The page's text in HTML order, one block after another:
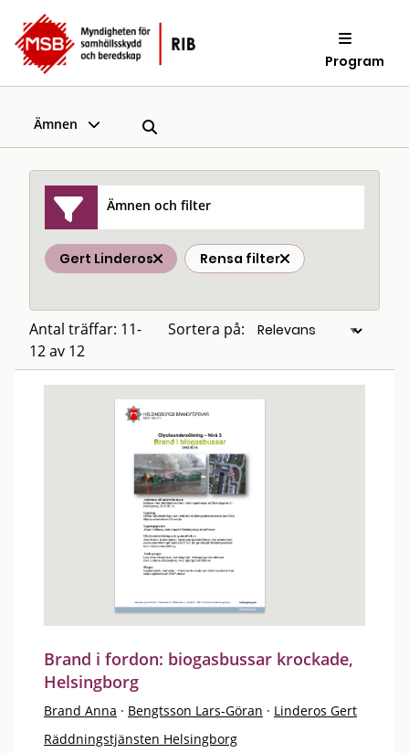
Program
Ämnen
Ämnen och filter
Gert Linderos Rensa filter
Antal träffar: 11-
12 av 12
Sortera på:
Brand i fordon: biogasbussar krockade,
Helsingborg
Brand Anna · Bengtsson Lars-Göran · Linderos Gert
Räddningstjänsten Helsingborg